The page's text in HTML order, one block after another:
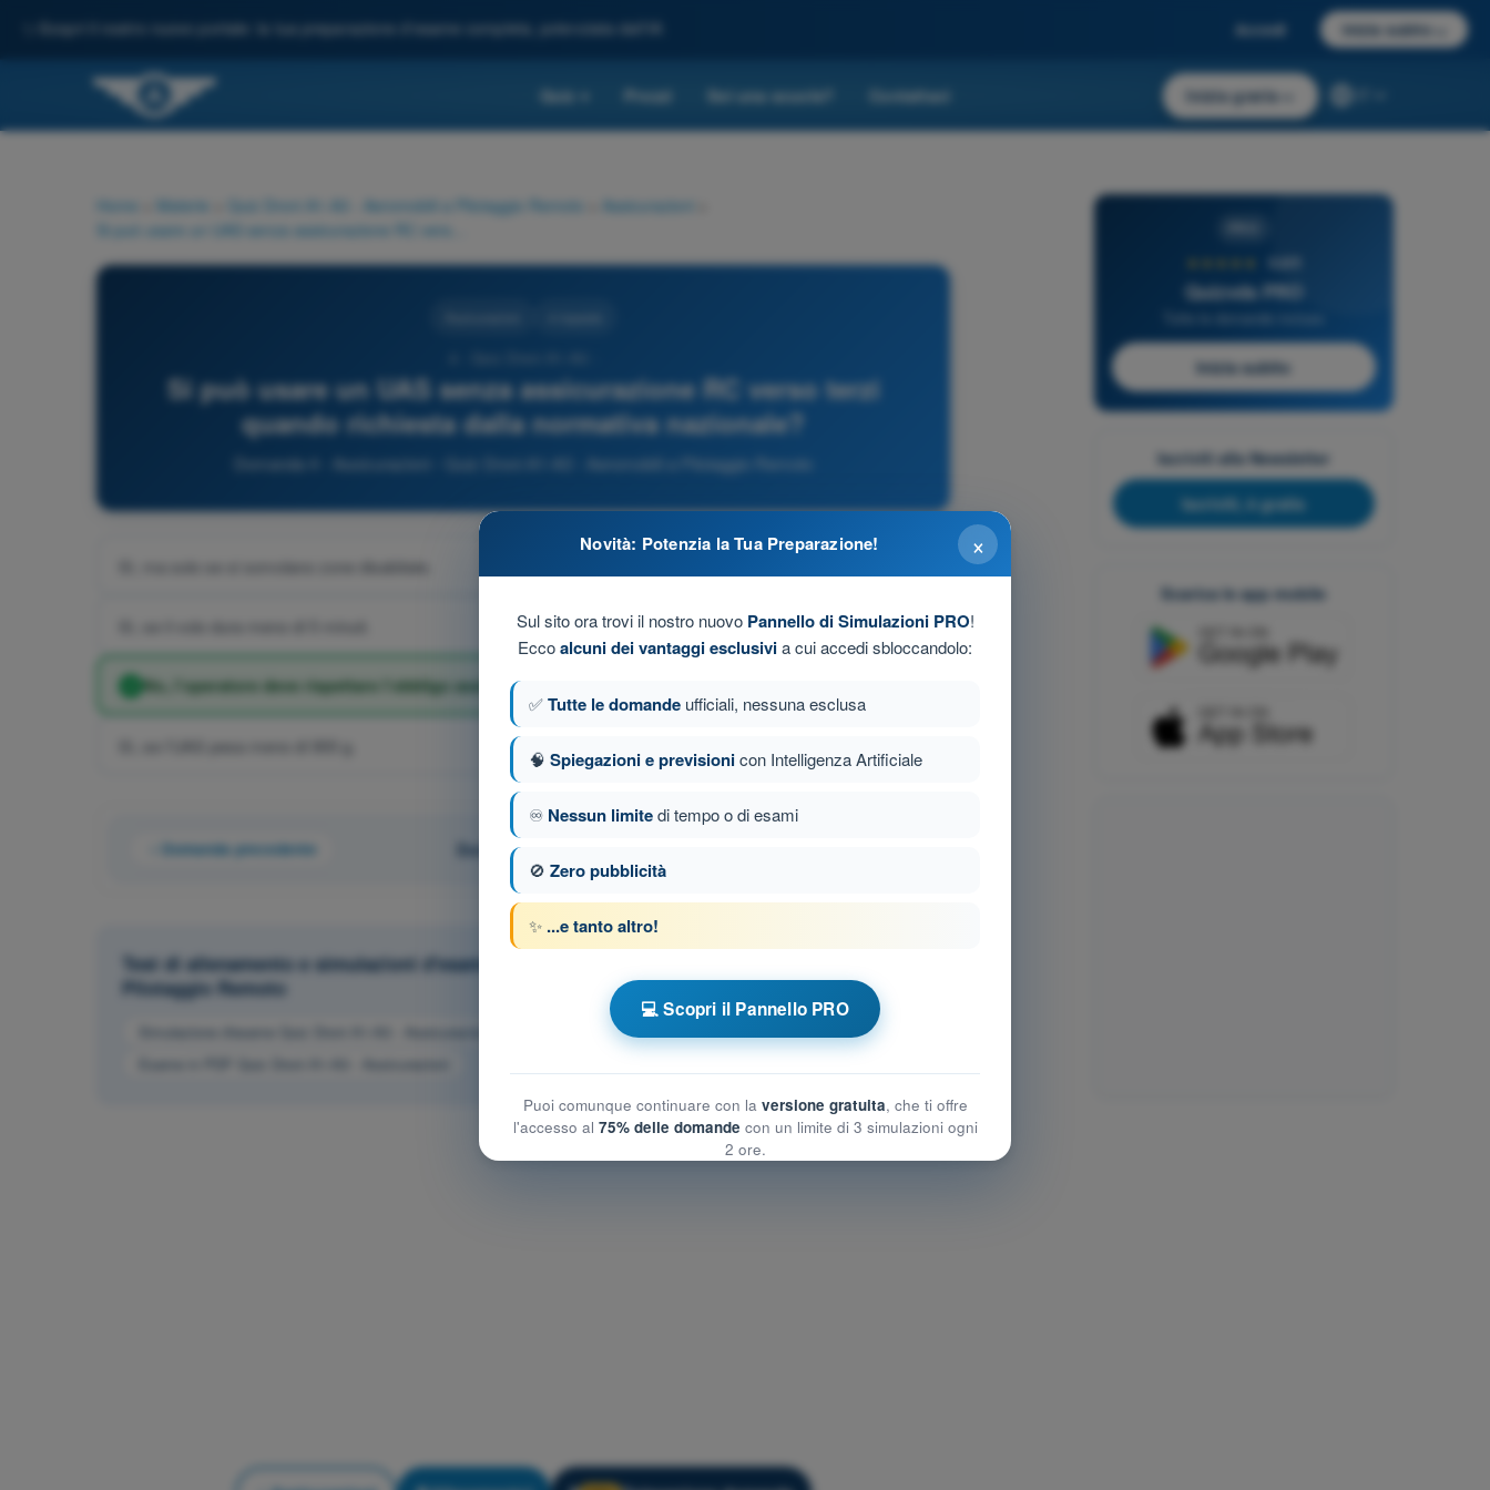
Scopri il nostro nuovo portale: la tua preparazione d'esame completa, potenziata dall'IA Accedi Inizia subito
Quiz Prezzi Sei una scuola? Contattaci Inizia gratis
Home Materie Quiz Droni A1-A3 - Aeromobili a Pilotaggio Remoto Assicurazioni
Si può usare un UAS senza assicurazione RC verso terzi
quando richiesta dalla normativa nazionale?
Domanda 4 - Assicurazioni - Quiz Droni A1-A3 - Aeromobili a Pilotaggio Remoto
Sì, ma solo se si sorvolano zone disabitate.
No, l’operatore deve rispettare l’obbligo assicurativo applicabile.
Sì, se l’UAS pesa meno di 900 g.
Domanda precedente Domanda 4 di 27
Test di allenamento e simulazioni d'esame a tempo Quiz Droni A1-A3 - Aeromobili a
Pilotaggio Remoto
Allenamento Quiz Droni A1-A3 - Assicurazioni
4,6/5
Quizvds PRO
Inizia subito
Iscriviti alla Newsletter
Iscriviti, è gratis
Scarica le app mobile
×
Novità: Potenzia la Tua Preparazione!
Sul sito ora trovi il nostro nuovo Pannello di Simulazioni PRO!
Eccoalcuni dei vantaggi esclusivia cui accedi sbloccandolo:
✅Tutte le domande ufficiali, nessuna esclusa
🧠 Spiegazioni e previsionicon Intelligenza Artificiale
♾️ Nessun limitedi tempo o di esami
🚫 Zero pubblicità
✨ ...e tanto altro!
💻 Scopri il Pannello PRO
Puoi comunque continuare con la versione gratuita, che ti offre
l'accesso al 75% delle domande con un limite di 3 simulazioni ogni
2 ore.